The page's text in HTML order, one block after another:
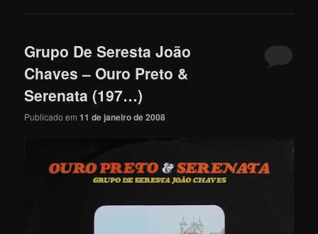
Grupo De Seresta João
Chaves – Ouro Preto &
Serenata (197…)
Publicado em11 de janeiro de 2008